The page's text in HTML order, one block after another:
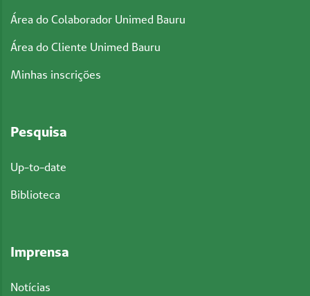
Área do Colaborador Unimed Bauru
Área do Cliente Unimed Bauru
Minhas inscrições
Pesquisa
Up-to-date
Biblioteca
Imprensa
Notícias